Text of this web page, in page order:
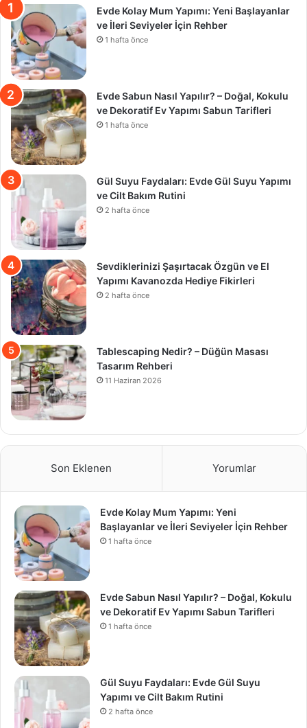
Evde Kolay Mum Yapımı: Yeni Başlayanlar
ve İleri Seviyeler İçin Rehber
1 hafta önce
Evde Sabun Nasıl Yapılır? – Doğal, Kokulu
ve Dekoratif Ev Yapımı Sabun Tarifleri
1 hafta önce
Gül Suyu Faydaları: Evde Gül Suyu Yapımı
ve Cilt Bakım Rutini
2 hafta önce
Sevdiklerinizi Şaşırtacak Özgün ve El
Yapımı Kavanozda Hediye Fikirleri
2 hafta önce
Tablescaping Nedir? – Düğün Masası
Tasarım Rehberi
11 Haziran 2026
Son Eklenen Yorumlar
Evde Kolay Mum Yapımı: Yeni
Başlayanlar ve İleri Seviyeler İçin Rehber
1 hafta önce
Evde Sabun Nasıl Yapılır? – Doğal, Kokulu
ve Dekoratif Ev Yapımı Sabun Tarifleri
1 hafta önce
Gül Suyu Faydaları: Evde Gül Suyu
Yapımı ve Cilt Bakım Rutini
2 hafta önce